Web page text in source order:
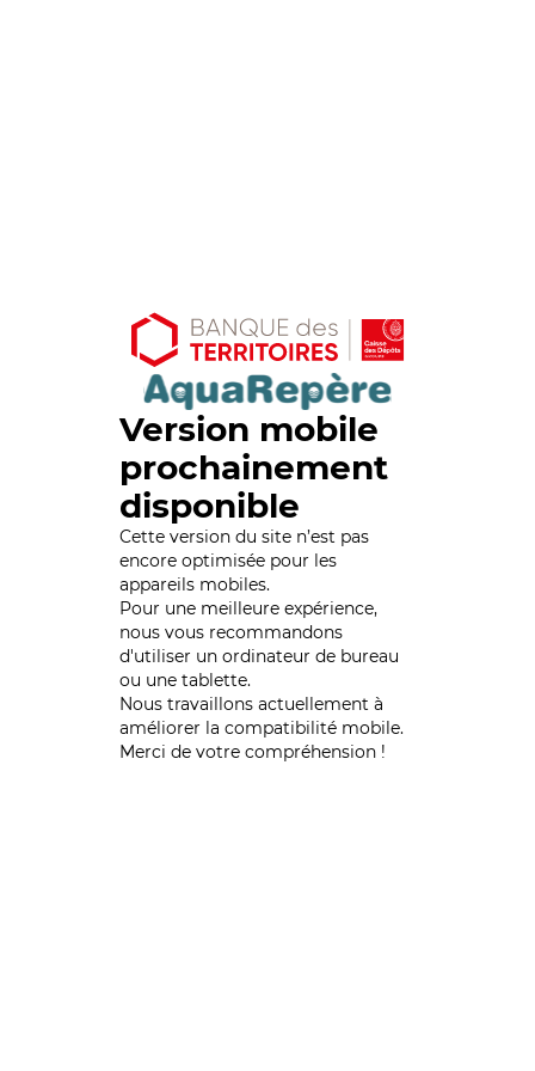
Version mobile
prochainement
disponible
Cette version du site n’est pas
encore optimisée pour les
appareils mobiles.
Pour une meilleure expérience,
nous vous recommandons
d'utiliser un ordinateur de bureau
ou une tablette.
Nous travaillons actuellement à
améliorer la compatibilité mobile.
Merci de votre compréhension !